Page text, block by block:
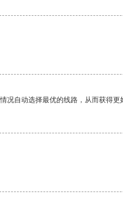
自动选择最优的线路，从而获得更